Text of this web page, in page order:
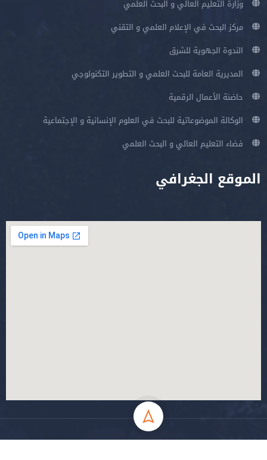
وزارة التعليم العالي و البحث العلمي
مركز البحث في الإعلام العلمي و التقني
الندوة الجهوية للشرق
المديرية العامة للبحث العلمي و التطوير التكنولوجي
حاضنة الأعمال الرقمية
الوكالة الموضوعاتية للبحث في العلوم الإنسانية و الإجتماعية
فضاء التعليم العالي و البحث العلمي
الموقع الجغرافي
جميع الحقوق محفوظة جامعة المسيلة - 2024